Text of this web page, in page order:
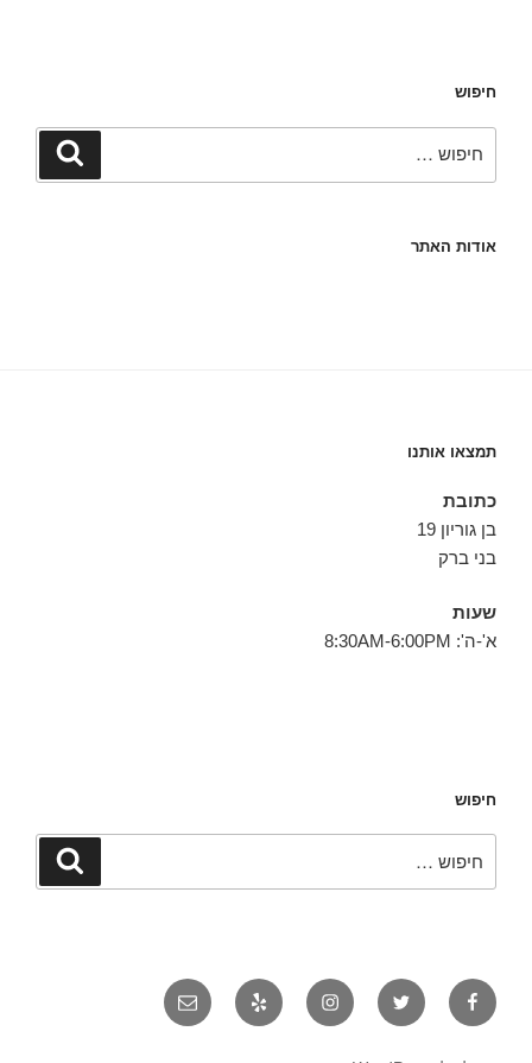
חיפוש
חיפוש
אודות האתר
תמצאו אותנו
כתובת
בן גוריון 19
בני ברק
שעות
א'-ה': 8:30AM-6:00PM
חיפוש
חיפוש
פייסבוק טוויטר אינסטגרם יאלפ אימייל